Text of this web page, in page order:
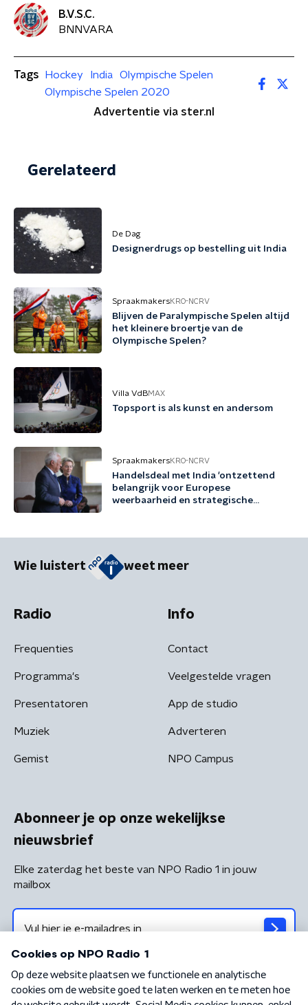
B.V.S.C.
BNNVARA
Tags Hockey India
Olympische Spelen
Olympische Spelen 2020
Advertentie via ster.nl
Gerelateerd
De Dag
Designerdrugs op bestelling uit India
SpraakmakersKRO-NCRV
Blijven de Paralympische Spelen altijd
het kleinere broertje van de
Olympische Spelen?
Villa VdBMAX
Topsport is als kunst en andersom
SpraakmakersKRO-NCRV
Handelsdeal met India 'ontzettend
belangrijk voor Europese
weerbaarheid en strategische
Wie luistert weet meer
Radio
Frequenties
Programma's
Presentatoren
Muziek
Gemist
Info
Contact
Veelgestelde vragen
App de studio
Adverteren
NPO Campus
Abonneer je op onze wekelijkse
nieuwsbrief
Elke zaterdag het beste van NPO Radio 1 in jouw
mailbox